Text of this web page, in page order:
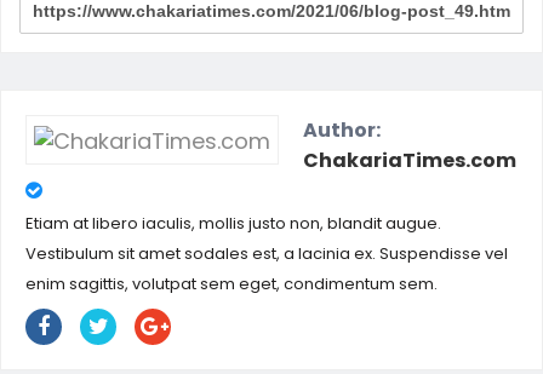
Author:
ChakariaTimes.com
Etiam at libero iaculis, mollis justo non, blandit augue.
Vestibulum sit amet sodales est, a lacinia ex. Suspendisse vel
enim sagittis, volutpat sem eget, condimentum sem.